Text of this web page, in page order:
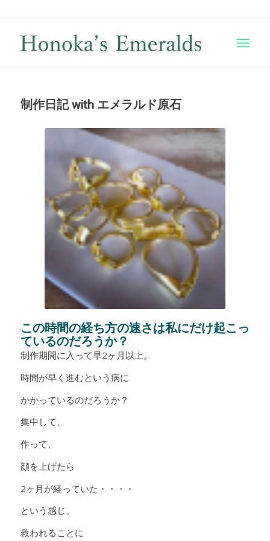
制作日記 with エメラルド原石
この時間の経ち方の速さは私にだけ起こっ
ているのだろうか？
制作期間に入って早2ヶ月以上。
時間が早く進むという病に
かかっているのだろうか？
集中して、
作って、
顔を上げたら
2ヶ月が経っていた・・・・
という感じ。
救われることに